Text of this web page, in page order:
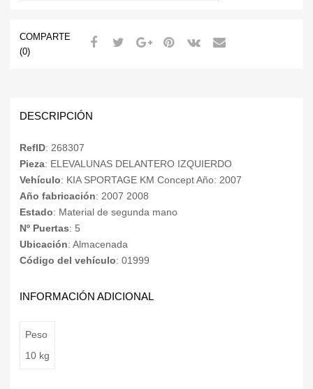
COMPARTE
(0)
DESCRIPCIÓN
RefID: 268307
Pieza: ELEVALUNAS DELANTERO IZQUIERDO
Vehículo: KIA SPORTAGE KM Concept Año: 2007
Año fabricación: 2007 2008
Estado: Material de segunda mano
Nº Puertas: 5
Ubicación: Almacenada
Código del vehículo: 01999
INFORMACIÓN ADICIONAL
Peso
10 kg